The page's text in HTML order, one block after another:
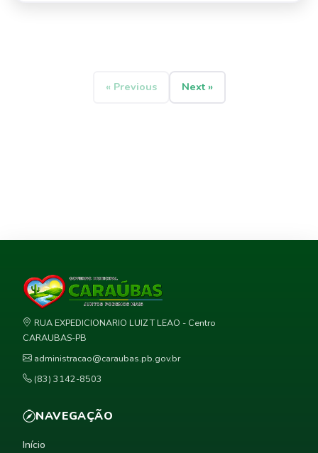
« Previous Next »
RUA EXPEDICIONARIO LUIZ T LEAO - Centro
CARAUBAS-PB
administracao@caraubas.pb.gov.br
(83) 3142-8503
NAVEGAÇÃO
Início